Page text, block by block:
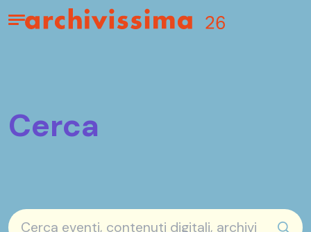
Home page
Apri il menu
Cerca